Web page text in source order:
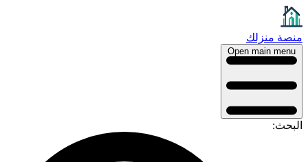
منصة منزلك
Open main menu
البحث: